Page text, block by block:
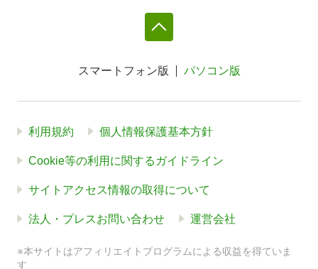
スマートフォン版 パソコン版
利用規約 個人情報保護基本方針
Cookie等の利用に関するガイドライン
サイトアクセス情報の取得について
法人・プレスお問い合わせ 運営会社
※本サイトはアフィリエイトプログラムによる収益を得ていま
す